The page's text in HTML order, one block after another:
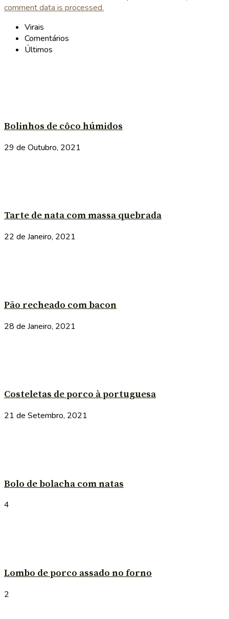
comment data is processed.
Virais
Comentários
Últimos
Bolinhos de côco húmidos
29 de Outubro, 2021
Tarte de nata com massa quebrada
22 de Janeiro, 2021
Pão recheado com bacon
28 de Janeiro, 2021
Costeletas de porco à portuguesa
21 de Setembro, 2021
Bolo de bolacha com natas
4
Lombo de porco assado no forno
2